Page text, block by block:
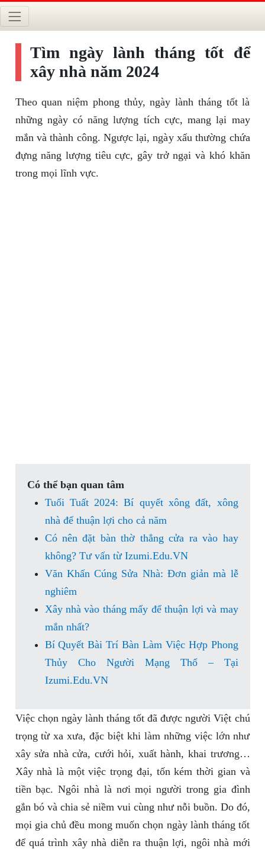
Tìm ngày lành tháng tốt để
xây nhà năm 2024
Theo quan niệm phong thủy, ngày lành tháng tốt là
những ngày có năng lượng tích cực, mang lại may
mắn và thành công. Ngược lại, ngày xấu thường chứa
đựng năng lượng tiêu cực, gây trở ngại và khó khăn
trong mọi lĩnh vực.
Có thể bạn quan tâm
Tuổi Tuất 2024: Bí quyết xông đất, xông
nhà để thuận lợi cho cả năm
Có nên đặt bàn thờ thẳng cửa ra vào hay
không? Tư vấn từ Izumi.Edu.VN
Văn Khấn Cúng Sửa Nhà: Đơn giản mà lễ
nghiêm
Xây nhà vào tháng mấy để thuận lợi và may
mắn nhất?
Bí Quyết Bài Trí Bàn Làm Việc Hợp Phong
Thủy Cho Người Mạng Thổ – Tại
Izumi.Edu.VN
Việc chọn ngày lành tháng tốt đã được người Việt chú
trọng từ xa xưa, đặc biệt khi làm những việc lớn như
xây sửa nhà cửa, cưới hỏi, xuất hành, khai trương…
Xây nhà là một việc trọng đại, tốn kém thời gian và
tiền bạc. Ngôi nhà là nơi mọi người trong gia đình
gắn bó và chia sẻ niềm vui cùng như nỗi buồn. Do đó,
mọi gia chủ đều mong muốn chọn ngày lành tháng tốt
để quá trình xây nhà diễn ra thuận lợi, ngôi nhà mới